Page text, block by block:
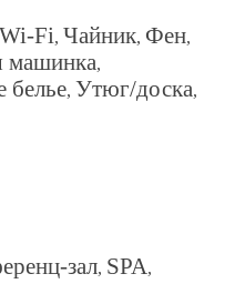
Wi-Fi, Чайник, Фен,
машинка,
белье, Утюг/доска,
зал, SPA,